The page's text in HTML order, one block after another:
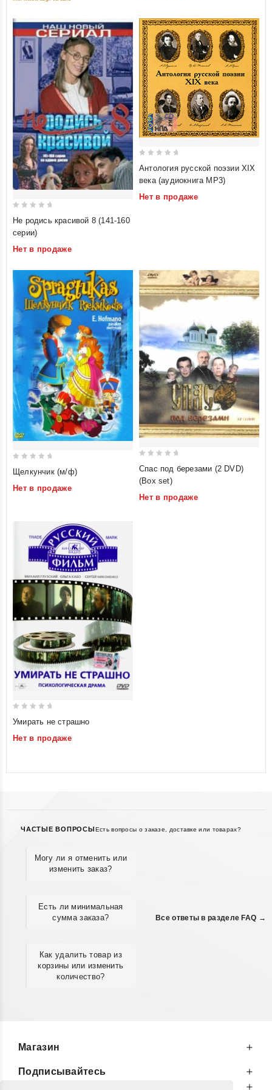
out
5
Не родись красивой 8 (141-160
серии)
Нет в продаже
5
Антология русской поэзии XIX
века (аудиокнига MP3)
Нет в продаже
out
of
Щелкунчик (м/ф)
Нет в продаже
5
Спас под березами (2 DVD)
(Box set)
Нет в продаже
of
Умирать не страшно
Нет в продаже
ЧАСТЫЕ ВОПРОСЫЕсть вопросы о заказе, доставке или товарах?
Могу ли я отменить или
изменить заказ?
Есть ли минимальная
сумма заказа?
Как удалить товар из
корзины или изменить
количество?
Все ответы в разделе FAQ →
Магазин
Подписывайтесь